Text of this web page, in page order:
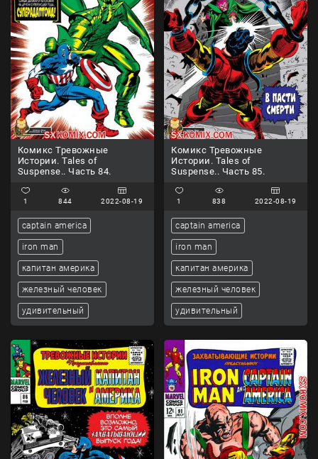
Комикс Тревожные
Истории. Tales of
Suspense.. Часть 84.
1 844 2022-08-19
captain america
iron man
капитан америка
железный человек
удивительный
Комикс Тревожные
Истории. Tales of
Suspense.. Часть 85.
1 838 2022-08-19
captain america
iron man
капитан америка
железный человек
удивительный